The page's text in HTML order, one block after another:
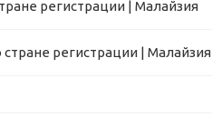
регистрации | Малайзия
регистрации | Малайзия